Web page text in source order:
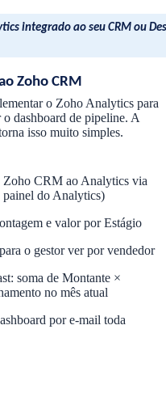
integrado ao seu CRM ou
Zoho CRM
o Zoho Analytics para
dashboard de pipeline. A
isso muito simples.
Zoho CRM ao Analytics via
painel do Analytics)
e valor por Estágio
o gestor ver por vendedor
soma de Montante ×
no mês atual
por e-mail toda